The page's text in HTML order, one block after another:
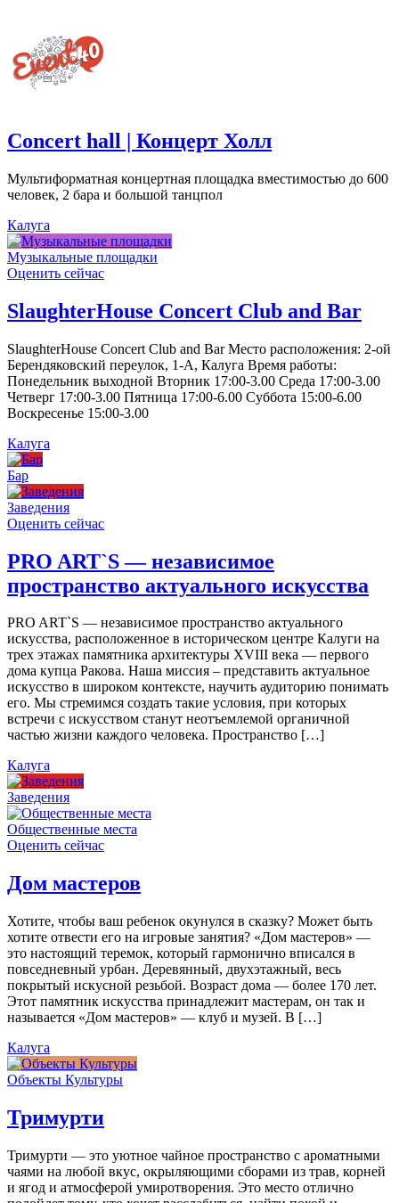
Concert hall | Концерт Холл
Мультиформатная концертная площадка вместимостью до 600
человек, 2 бара и большой танцпол
Калуга
Музыкальные площадки
Оценить сейчас
SlaughterHouse Concert Club and Bar
SlaughterHouse Concert Club and Bar Место расположения: 2-ой
Берендяковский переулок, 1-А, Калуга Время работы:
Понедельник выходной Вторник 17:00-3.00 Среда 17:00-3.00
Четверг 17:00-3.00 Пятница 17:00-6.00 Суббота 15:00-6.00
Воскресенье 15:00-3.00
Калуга
Бар
Заведения
Оценить сейчас
PRO ART`S — независимое
пространство актуального искусства
PRO ART`S — независимое пространство актуального
искусства, расположенное в историческом центре Калуги на
трех этажах памятника архитектуры XVIII века — первого
дома купца Ракова. Наша миссия – представить актуальное
искусство в широком контексте, научить аудиторию понимать
его. Мы стремимся создать такие условия, при которых
встречи с искусством станут неотъемлемой органичной
частью жизни каждого человека. Пространство […]
Калуга
Заведения
Общественные места
Оценить сейчас
Дом мастеров
Хотите, чтобы ваш ребенок окунулся в сказку? Может быть
хотите отвести его на игровые занятия? «Дом мастеров» —
это настоящий теремок, который гармонично вписался в
повседневный урбан. Деревянный, двухэтажный, весь
покрытый искусной резьбой. Возраст дома — более 170 лет.
Этот памятник искусства принадлежит мастерам, он так и
называется «Дом мастеров» — клуб и музей. В […]
Калуга
Объекты Культуры
Тримурти
Тримурти — это уютное чайное пространство с ароматными
чаями на любой вкус, окрыляющими сборами из трав, корней
и ягод и атмосферой умиротворения. Это место отлично